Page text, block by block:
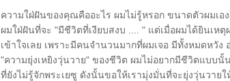
ความใฝ่ฝันของคุณคืออะไร ผมไม่รู้หรอก ขนาดตัวผมเอง
ผมใฝ่ฝันที่จะ "มีชีวิตที่เงียบสงบ .... " แต่เมื่อผมได้ยินเห
เข้าใจเลย เพราะมีคนจำนวนมากที่ผมเจอ มีทั้งหมดหวัง
"ความยุ่งเหยิงวุ่นวาย" ของชีวิต ผมไม่อยากมีชีวิตแบบ
ที่ยังไม่รู้จักพระเยซู ดังนั้นขอให้เรามุ่งมั่นที่จะยุ่งวุ่นวายใ